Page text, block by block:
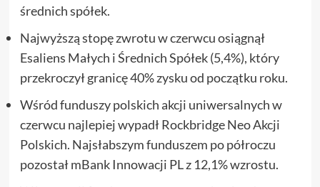
średnich spółek.
Najwyższą stopę zwrotu w czerwcu osiągnął
Esaliens Małych i Średnich Spółek (5,4%), który
przekroczył granicę 40% zysku od początku roku.
Wśród funduszy polskich akcji uniwersalnych w
czerwcu najlepiej wypadł Rockbridge Neo Akcji
Polskich. Najsłabszym funduszem po półroczu
pozostał mBank Innowacji PL z 12,1% wzrostu.